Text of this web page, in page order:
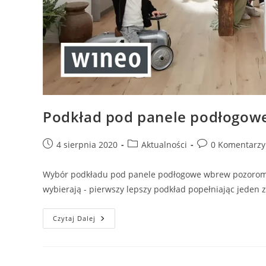
Podkład pod panele
Post4 sierpnia 2020
PostAktualności
Post0 Komentarzy
Wybór podkładu pod panele podłogowe wbrew
wybierają - pierwszy lepszy podkład popełniając
Czytaj Dalej Podkład
Pod